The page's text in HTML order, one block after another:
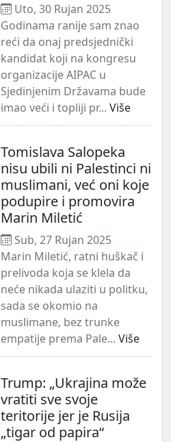
Uto, 30 Rujan 2025
Godinama ranije sam znao
reći da onaj predsjednički
kandidat koji na kongresu
organizacije AIPAC u
Sjedinjenim Državama bude
imao veći i topliji pr... Više
Tomislava Salopeka
nisu ubili ni Palestinci ni
muslimani, već oni koje
podupire i promovira
Marin Miletić
Sub, 27 Rujan 2025
Marin Miletić, ratni huškač i
prelivoda koja se klela da
neće nikada ulaziti u politku,
sada se okomio na
muslimane, bez trunke
empatije prema Pale... Više
Trump: „Ukrajina može
vratiti sve svoje
teritorije jer je Rusija
„tigar od papira“